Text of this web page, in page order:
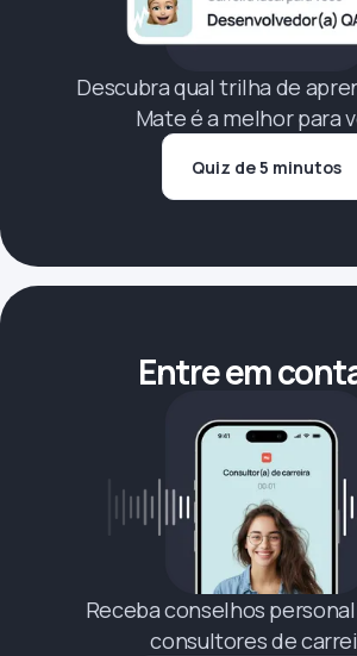
Descubra qual trilha de
Mate é a melhor para
Quiz de 5 minutos
Entre em
Receba conselhos
consultores de